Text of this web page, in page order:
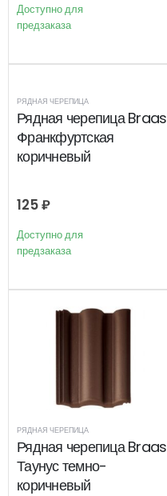
Доступно для
предзаказа
РЯДНАЯ ЧЕРЕПИЦА
Рядная черепица Braas
Франкфуртская
коричневый
125₽
Доступно для
предзаказа
РЯДНАЯ ЧЕРЕПИЦА
Рядная черепица Braas
Таунус темно-
коричневый